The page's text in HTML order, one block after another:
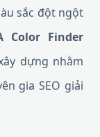
sắc đột ngột
Color Finder
dựng nhằm
gia SEO giải